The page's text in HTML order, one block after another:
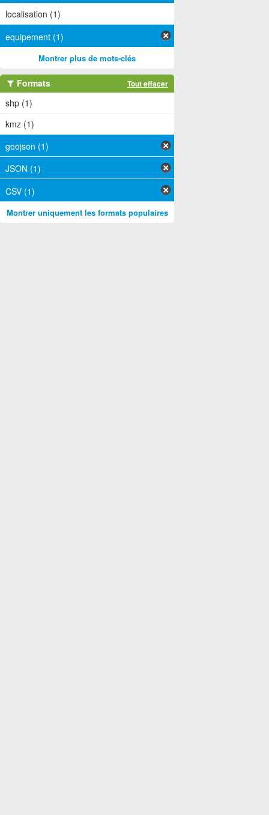
localisation (1)
equipement (1)
Montrer plus de mots-clés
Formats Tout effacer
shp (1)
kmz (1)
geojson (1)
JSON (1)
CSV (1)
Montrer uniquement les formats populaires